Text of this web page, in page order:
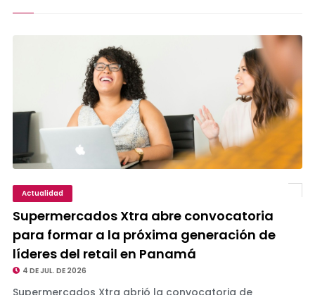
Actualidad
Supermercados Xtra abre convocatoria
para formar a la próxima generación de
líderes del retail en Panamá
4 DE JUL. DE 2026
Supermercados Xtra abrió la convocatoria de